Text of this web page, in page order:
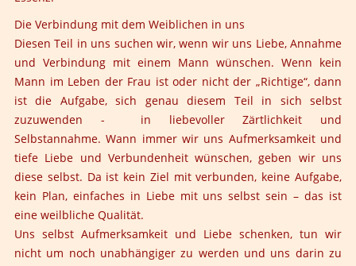
Die Verbindung mit dem Weiblichen in uns
Diesen Teil in uns suchen wir, wenn wir uns Liebe, Annahme
und Verbindung mit einem Mann wünschen. Wenn kein
Mann im Leben der Frau ist oder nicht der „Richtige“, dann
ist die Aufgabe, sich genau diesem Teil in sich selbst
zuzuwenden - in liebevoller Zärtlichkeit und
Selbstannahme. Wann immer wir uns Aufmerksamkeit und
tiefe Liebe und Verbundenheit wünschen, geben wir uns
diese selbst. Da ist kein Ziel mit verbunden, keine Aufgabe,
kein Plan, einfaches in Liebe mit uns selbst sein – das ist
eine weilbliche Qualität.
Uns selbst Aufmerksamkeit und Liebe schenken, tun wir
nicht um noch unabhängiger zu werden und uns darin zu